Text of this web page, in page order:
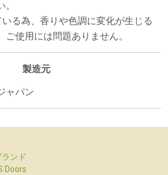
る為、香りや色調に変化が生じる
使用には問題ありません。
製造元
ャパン
ンド
Doors